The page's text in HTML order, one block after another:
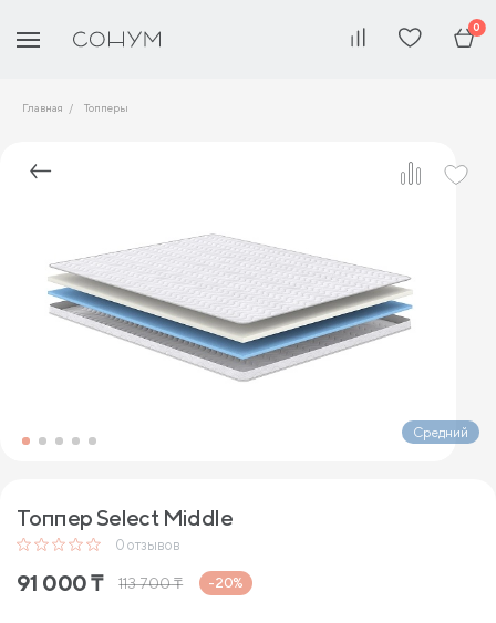
0
Главная Топперы
Средний
Топпер Select Middle
0 отзывов
91 000₸ 113 700₸ -20%